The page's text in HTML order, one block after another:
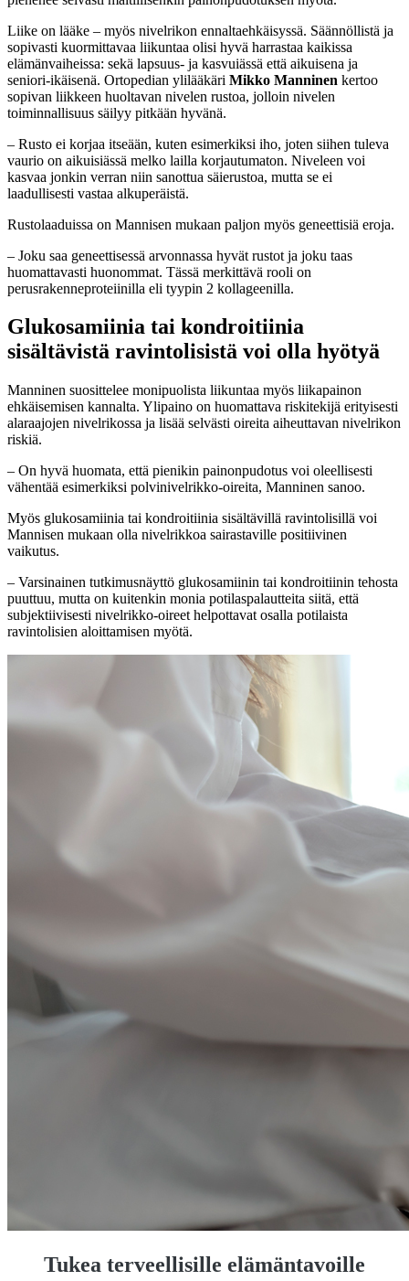
Liike on lääke – myös nivelrikon ennaltaehkäisyssä. Säännöllistä ja
sopivasti kuormittavaa liikuntaa olisi hyvä harrastaa kaikissa
elämänvaiheissa: sekä lapsuus- ja kasvuiässä että aikuisena ja
seniori-ikäisenä. Ortopedian ylilääkäri Mikko Manninen kertoo
sopivan liikkeen huoltavan nivelen rustoa, jolloin nivelen
toiminnallisuus säilyy pitkään hyvänä.
– Rusto ei korjaa itseään, kuten esimerkiksi iho, joten siihen tuleva
vaurio on aikuisiässä melko lailla korjautumaton. Niveleen voi
kasvaa jonkin verran niin sanottua säierustoa, mutta se ei
laadullisesti vastaa alkuperäistä.
Rustolaaduissa on Mannisen mukaan paljon myös geneettisiä eroja.
– Joku saa geneettisessä arvonnassa hyvät rustot ja joku taas
huomattavasti huonommat. Tässä merkittävä rooli on
perusrakenneproteiinilla eli tyypin 2 kollageenilla.
Glukosamiinia tai kondroitiinia
sisältävistä ravintolisistä voi olla hyötyä
Manninen suosittelee monipuolista liikuntaa myös liikapainon
ehkäisemisen kannalta. Ylipaino on huomattava riskitekijä erityisesti
alaraajojen nivelrikossa ja lisää selvästi oireita aiheuttavan nivelrikon
riskiä.
– On hyvä huomata, että pienikin painonpudotus voi oleellisesti
vähentää esimerkiksi polvinivelrikko-oireita, Manninen sanoo.
Myös glukosamiinia tai kondroitiinia sisältävillä ravintolisillä voi
Mannisen mukaan olla nivelrikkoa sairastaville positiivinen
vaikutus.
– Varsinainen tutkimusnäyttö glukosamiinin tai kondroitiinin tehosta
puuttuu, mutta on kuitenkin monia potilaspalautteita siitä, että
subjektiivisesti nivelrikko-oireet helpottavat osalla potilaista
ravintolisien aloittamisen myötä.
Tukea terveellisille elämäntavoille